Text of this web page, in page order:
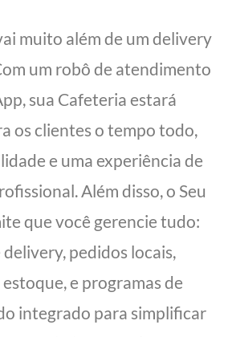
muito além de um delivery
um robô de atendimento
sua Cafeteria estará
os clientes o tempo todo,
e uma experiência de
Além disso, o Seu
que você gerencie tudo:
pedidos locais,
e programas de
integrado para simplificar